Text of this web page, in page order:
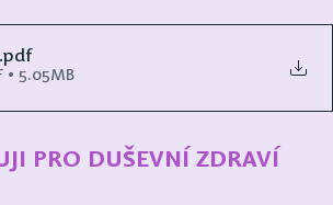
.pdf
• 5.05MB
PRO DUŠEVNÍ ZDRAVÍ